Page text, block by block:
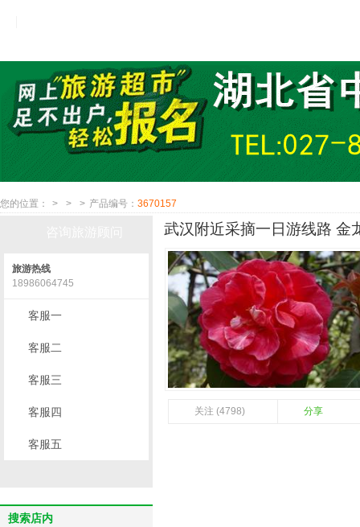
您的位置： > > > 产品编号： 3670157
武汉附近采摘一日游线路 金
关注 (4798) 分享
旅游热线
18986064745
客服一
客服二
客服三
客服四
客服五
搜索店内